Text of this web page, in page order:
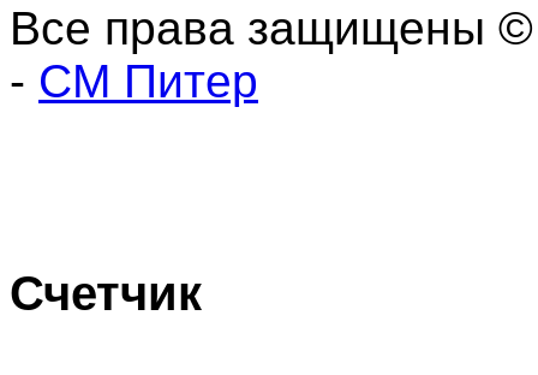
Все права защищены
- СМ Питер
Счетчик